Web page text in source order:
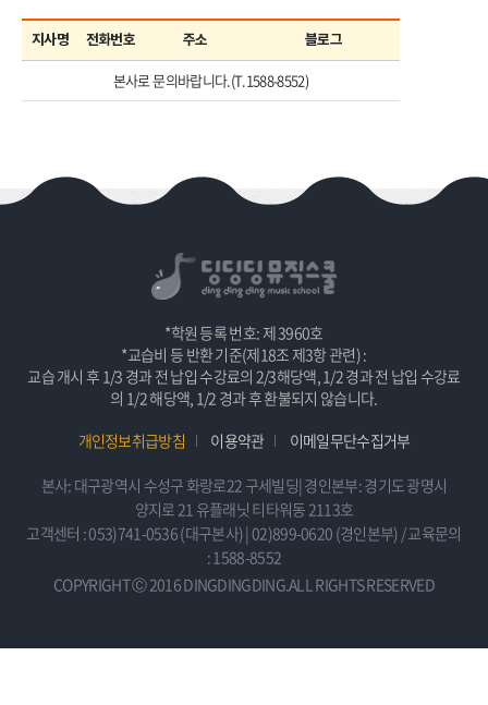
지사명 전화번호 주소 블로그
본사로 문의바랍니다.(T.1588-8552)
*학원 등록 번호: 제 3960호
*교습비 등 반환 기준(제18조 제3항 관련) :
교습 개시 후 1/3 경과 전 납입 수강료의 2/3해당액, 1/2 경과 전 납입 수강료
의 1/2 해당액, 1/2 경과 후 환불되지 않습니다.
개인정보취급방침
이용약관 이메일무단수집거부
본사: 대구광역시 수성구 화랑로22 구세빌딩| 경인본부: 경기도 광명시
양지로 21 유플래닛 티타워동 2113호
고객센터 : 053)741-0536 (대구본사) | 02)899-0620 (경인본부) / 교육문의
: 1588-8552
COPYRIGHT Ⓒ 2016 DINGDINGDING.ALL RIGHTS RESERVED